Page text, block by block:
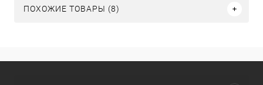
ПОХОЖИЕ ТОВАРЫ (8)